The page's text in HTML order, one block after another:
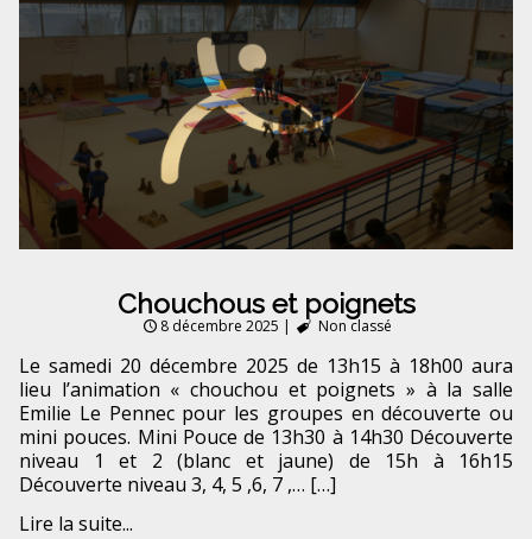
Chouchous et poignets
8 décembre 2025 | Non classé
Le samedi 20 décembre 2025 de 13h15 à 18h00 aura
lieu l’animation « chouchou et poignets » à la salle
Emilie Le Pennec pour les groupes en découverte ou
mini pouces. Mini Pouce de 13h30 à 14h30 Découverte
niveau 1 et 2 (blanc et jaune) de 15h à 16h15
Découverte niveau 3, 4, 5 ,6, 7 ,… […]
Lire la suite...